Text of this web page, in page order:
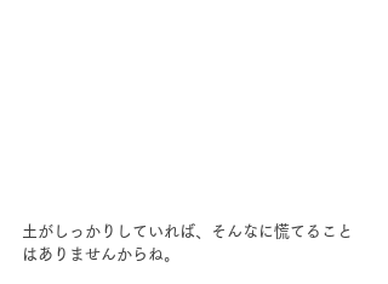
土がしっかりしていれば、そんなに慌てること
はありませんからね。